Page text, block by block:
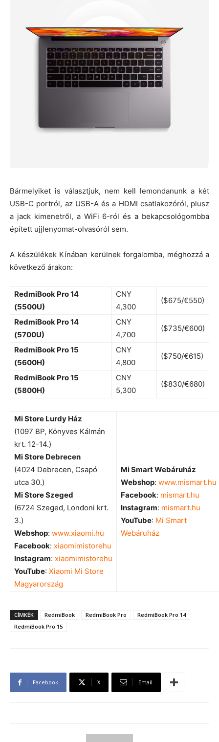
Bármelyiket is választjuk, nem kell lemondanunk a két
USB-C portról, az USB-A és a HDMI csatlakozóról, plusz
a jack kimenetről, a WiFi 6-ról és a bekapcsológombba
épített ujjlenyomat-olvasóról sem.
A készülékek Kínában kerülnek forgalomba, méghozzá a
következő árakon:
RedmiBook Pro 14
(5500U)
CNY
4,300
($675/€550)
RedmiBook Pro 14
(5700U)
CNY
4,700
($735/€600)
RedmiBook Pro 15
(5600H)
CNY
4,800
($750/€615)
RedmiBook Pro 15
(5800H)
CNY
5,300
($830/€680)
Mi Store Lurdy Ház
(1097 BP, Könyves Kálmán
krt. 12-14.)
Mi Store Debrecen
(4024 Debrecen, Csapó
utca 30.)
Mi Store Szeged
(6724 Szeged, Londoni krt.
3.)
Webshop: www.xiaomi.hu
Facebook: xiaomimistorehu
Instagram: xiaomimistorehu
YouTube: Xiaomi Mi Store
Magyarország
Mi Smart Webáruház
Webshop: www.mismart.hu
Facebook: mismart.hu
Instagram: mismart.hu
YouTube: Mi Smart
Webáruház
CÍMKÉK RedmiBook RedmiBook Pro
RedmiBook Pro 14
RedmiBook Pro 15
Facebook X Email